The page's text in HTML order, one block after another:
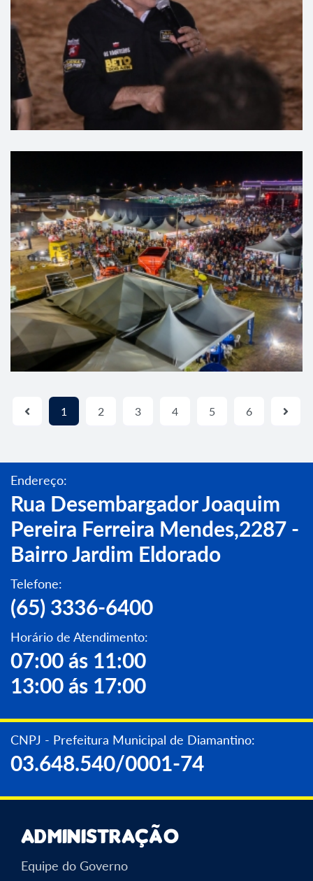
1 2 3 4 5 6
Endereço:
Rua Desembargador Joaquim
Pereira Ferreira Mendes,2287 -
Bairro Jardim Eldorado
Telefone:
(65) 3336-6400
Horário de Atendimento:
07:00 ás 11:00
13:00 ás 17:00
CNPJ - Prefeitura Municipal de Diamantino:
03.648.540/0001-74
Administração
Equipe do Governo